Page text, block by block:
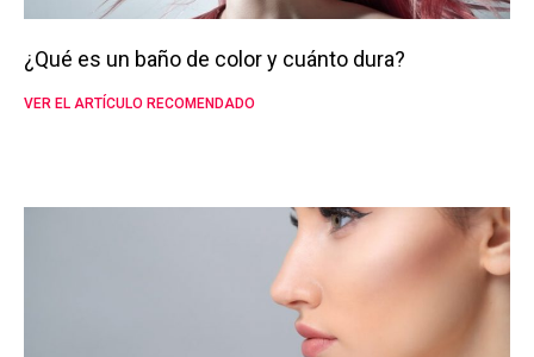
¿Qué es un baño de color y cuánto dura?
VER EL ARTÍCULO RECOMENDADO